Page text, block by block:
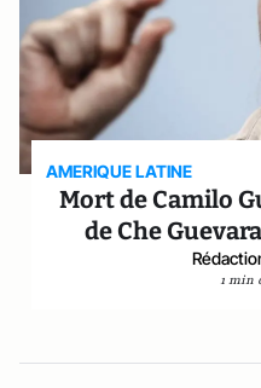
AMERIQUE LATINE
Mort de Camilo
de Che
1 min